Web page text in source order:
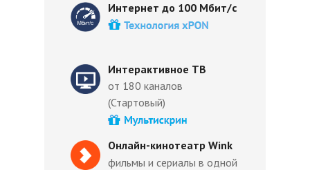
Интернет до 100 Мбит/с
Интерактивное ТВ
от 180 каналов
(Стартовый)
Онлайн-кинотеатр Wink
фильмы и сериалы в одной